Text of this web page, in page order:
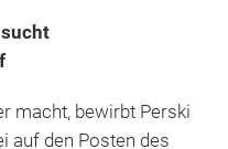
macht, bewirbt Perski
auf den Posten des